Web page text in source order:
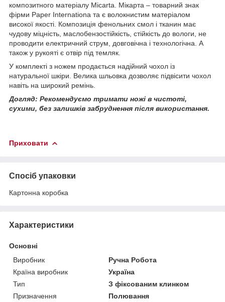
композитного матеріалу Micarta. Мікарта – товарний знак
фірми Paper Internationa та є волокнистим матеріалом
високої якості. Композиція фенольних смол і тканин має
чудову міцність, маслобензостійкість, стійкість до вологи, не
проводити електричний струм, довговічна і технологічна. А
також у рукояті є отвір під темляк.
У комплекті з ножем продається надійний чохол із
натуральної шкіри. Велика шльовка дозволяє підвісити чохол
навіть на широкий ремінь.
Догляд: Рекомендуємо тримати ножі в чистоті,
сухими, без залишків забруднення після використання.
Приховати
Спосіб упаковки
Картонна коробка
Характеристики
Основні
Виробник
Ручна Робота
Країна виробник
Україна
Тип
З фіксованим клинком
Призначення
Полювання